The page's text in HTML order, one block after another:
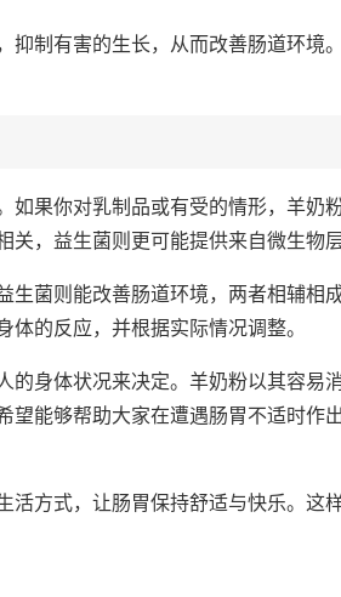
抑制有害的生长，从而改善肠道环境
果你对乳制品或有受的情形，羊奶
，益生菌则更可能提供来自微生物层
菌则能改善肠道环境，两者相辅相
的反应，并根据实际情况调整。
的身体状况来决定。羊奶粉以其容易
望能够帮助大家在遭遇肠胃不适时作
活方式，让肠胃保持舒适与快乐。这